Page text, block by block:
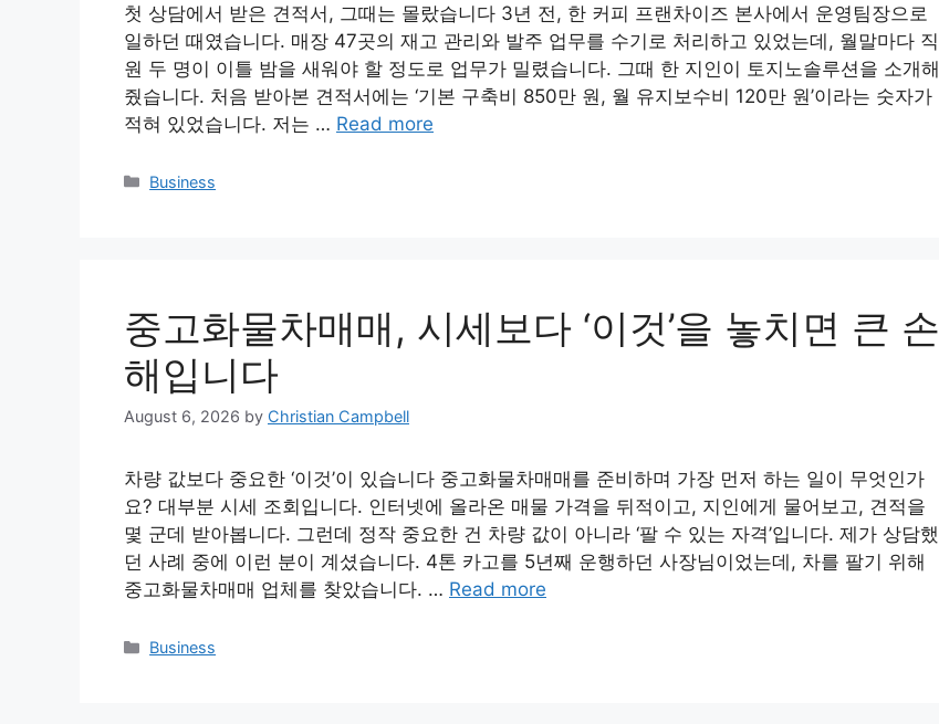
첫 상담에서 받은 견적서, 그때는 몰랐습니다 3년 전, 한 커피 프랜차이즈 본사에서 운영팀장으로
일하던 때였습니다. 매장 47곳의 재고 관리와 발주 업무를 수기로 처리하고 있었는데, 월말마다 직
원 두 명이 이틀 밤을 새워야 할 정도로 업무가 밀렸습니다. 그때 한 지인이 토지노솔루션을 소개해
줬습니다. 처음 받아본 견적서에는 ‘기본 구축비 850만 원, 월 유지보수비 120만 원’이라는 숫자가
적혀 있었습니다. 저는 … Read more
Categories
Business
중고화물차매매, 시세보다 ‘이것’을 놓치면 큰 손
해입니다
August 6, 2026 by Christian Campbell
차량 값보다 중요한 ‘이것’이 있습니다 중고화물차매매를 준비하며 가장 먼저 하는 일이 무엇인가
요? 대부분 시세 조회입니다. 인터넷에 올라온 매물 가격을 뒤적이고, 지인에게 물어보고, 견적을
몇 군데 받아봅니다. 그런데 정작 중요한 건 차량 값이 아니라 ‘팔 수 있는 자격’입니다. 제가 상담했
던 사례 중에 이런 분이 계셨습니다. 4톤 카고를 5년째 운행하던 사장님이었는데, 차를 팔기 위해
중고화물차매매 업체를 찾았습니다. … Read more
Categories
Business